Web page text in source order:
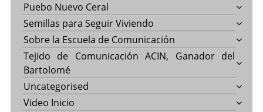
Puebo Nuevo Ceral
Semillas para Seguir Viviendo
Sobre la Escuela de Comunicación
Tejido de Comunicación ACIN, Ganador del
Bartolomé
Uncategorised
Video Inicio